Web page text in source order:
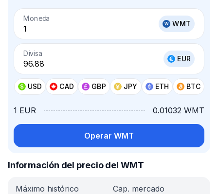
Moneda
WMT
Divisa
EUR
USD CAD GBP JPY ETH BTC
1 EUR 0.01032 WMT
Operar WMT
Información del precio del WMT
Máximo histórico Cap. mercado